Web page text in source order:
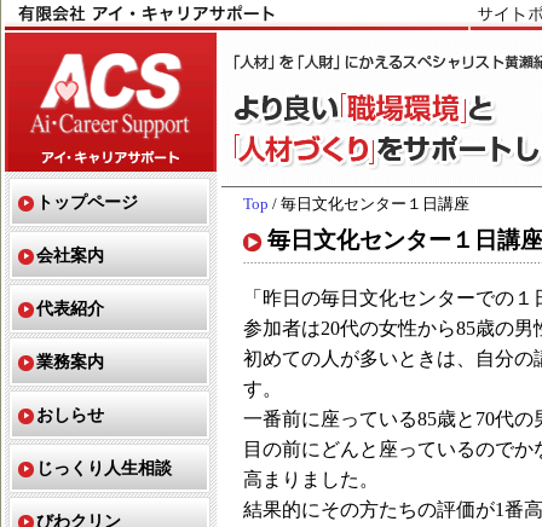
Top / 毎日文化センター１日講座
毎日文化センター１日講座
「昨日の毎日文化センターでの
参加者は20代の女性から85歳の男
初めての人が多いときは、自分
す。
一番前に座っている85歳と70代の
目の前にどんと座っているので
高まりました。
結果的にその方たちの評価が1番
トップページ
会社案内
代表紹介
業務案内
おしらせ
じっくり人生相談
びわクリン